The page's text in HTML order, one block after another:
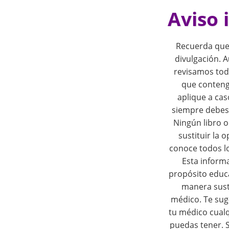
Aviso
Recuerda
divulgación.
revisamos
que
aplique a
siempre
Ningún libro
sustituir la
conoce todos
Esta
propósito
manera
médico. Te
tu médico
puedas tener.